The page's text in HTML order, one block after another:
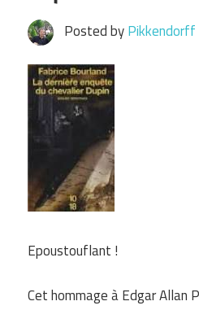
Posted byPikkendorff
Epoustouflant !
Cet hommage à Edgar Allan